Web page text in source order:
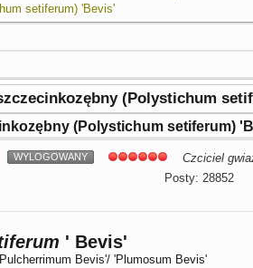
setiferum) 'Bevis'
(Polystichum
(Polystichum setiferum)
WYLOGOWANY
Czciciel
Posty: 28852
' Bevis'
Bevis'/ 'Plumosum Bevis'